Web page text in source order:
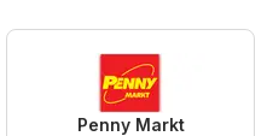
Penny Markt